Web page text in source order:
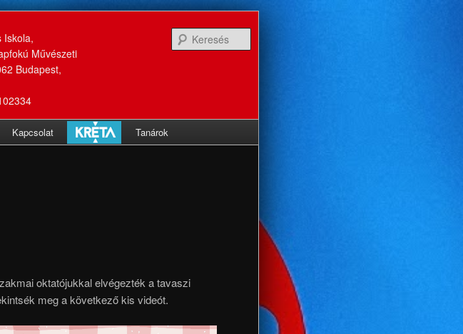
Iskola,
Művészeti
Budapest,
Kapcsolat Tanárok
oktatójukkal elvégezték a tavaszi
meg a következő kis videót.